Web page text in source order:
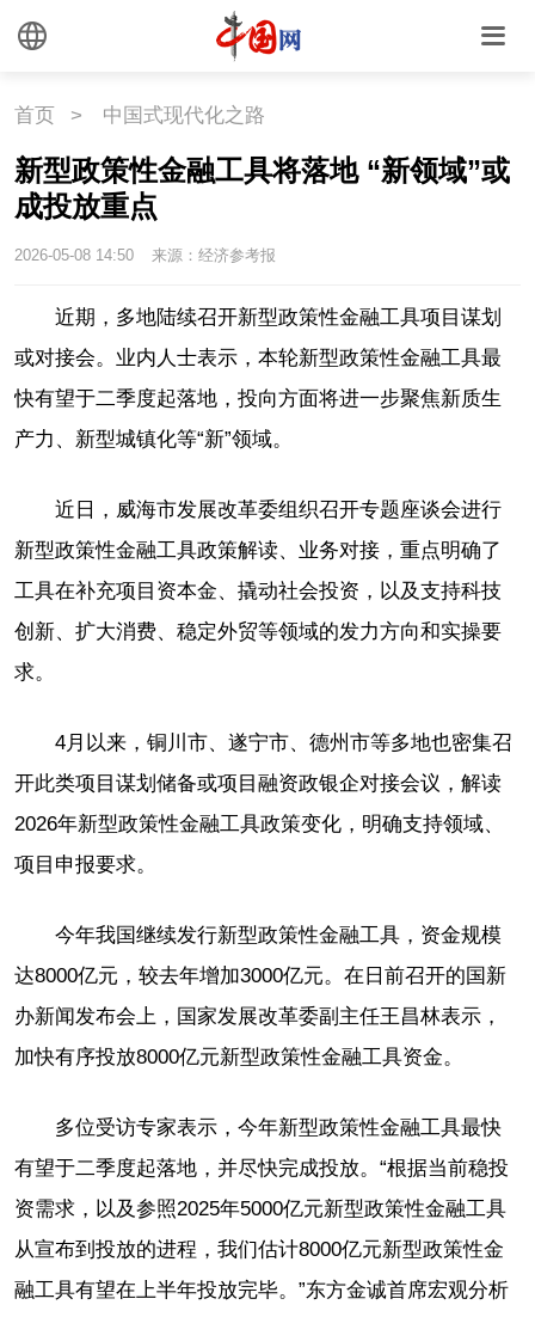
首页 > 中国式现代化之路
新型政策性金融工具将落地 “新领域”或
成投放重点
2026-05-08 14:50 来源：经济参考报
近期，多地陆续召开新型政策性金融工具项目谋划
或对接会。业内人士表示，本轮新型政策性金融工具最
快有望于二季度起落地，投向方面将进一步聚焦新质生
产力、新型城镇化等“新”领域。
近日，威海市发展改革委组织召开专题座谈会进行
新型政策性金融工具政策解读、业务对接，重点明确了
工具在补充项目资本金、撬动社会投资，以及支持科技
创新、扩大消费、稳定外贸等领域的发力方向和实操要
求。
4月以来，铜川市、遂宁市、德州市等多地也密集召
开此类项目谋划储备或项目融资政银企对接会议，解读
2026年新型政策性金融工具政策变化，明确支持领域、
项目申报要求。
今年我国继续发行新型政策性金融工具，资金规模
达8000亿元，较去年增加3000亿元。在日前召开的国新
办新闻发布会上，国家发展改革委副主任王昌林表示，
加快有序投放8000亿元新型政策性金融工具资金。
多位受访专家表示，今年新型政策性金融工具最快
有望于二季度起落地，并尽快完成投放。“根据当前稳投
资需求，以及参照2025年5000亿元新型政策性金融工具
从宣布到投放的进程，我们估计8000亿元新型政策性金
融工具有望在上半年投放完毕。”东方金诚首席宏观分析